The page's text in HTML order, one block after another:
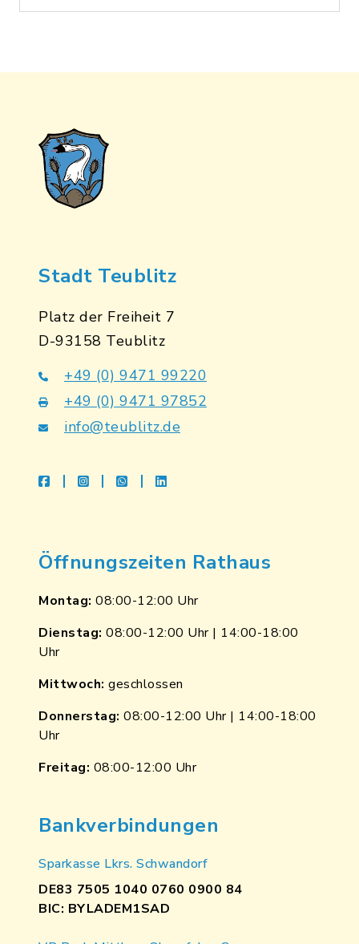
Stadt Teublitz
Platz der Freiheit 7
D-93158 Teublitz
+49 (0) 9471 99220
+49 (0) 9471 97852
info@teublitz.de
facebookinstagramwhatsapplinkedin
Öffnungszeiten Rathaus
Montag: 08:00-12:00 Uhr
Dienstag: 08:00-12:00 Uhr | 14:00-18:00
Uhr
Mittwoch: geschlossen
Donnerstag: 08:00-12:00 Uhr | 14:00-18:00
Uhr
Freitag: 08:00-12:00 Uhr
Bankverbindungen
Sparkasse Lkrs. Schwandorf
DE83 7505 1040 0760 0900 84
BIC: BYLADEM1SAD